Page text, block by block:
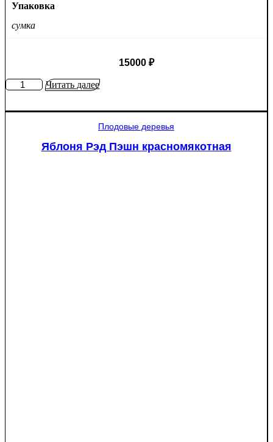
Упаковка
сумка
15000 ₽
КоличествоЧитать далее
Плодовые деревья
Яблоня Рэд Пэшн красномякотная